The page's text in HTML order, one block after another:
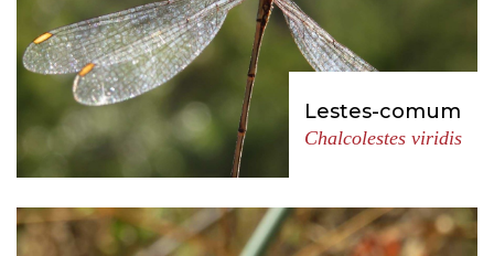
Lestes-comum
Chalcolestes viridis